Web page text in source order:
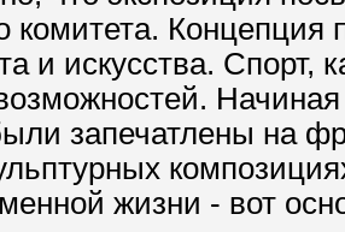
комитета. Концепция
и искусства. Спорт,
запечатлены на
жизни - вот